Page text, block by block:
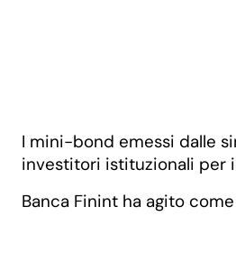
I mini-bond emessi dalle
investitori istituzionali per
Banca Finint ha agito